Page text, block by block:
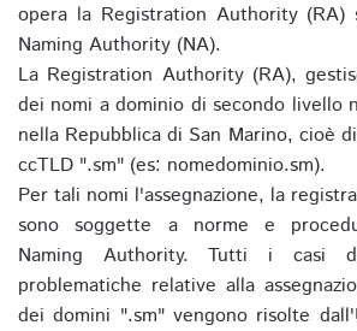
opera la Registration Authority (RA)
Naming Authority (NA).
La Registration Authority (RA),
dei nomi a dominio di secondo livello
nella Repubblica di San Marino, cioè
ccTLD ".sm" (es: nomedominio.sm).
Per tali nomi l'assegnazione, la
sono soggette a norme e
Naming Authority. Tutti i casi
problematiche relative alla
dei domini ".sm" vengono risolte